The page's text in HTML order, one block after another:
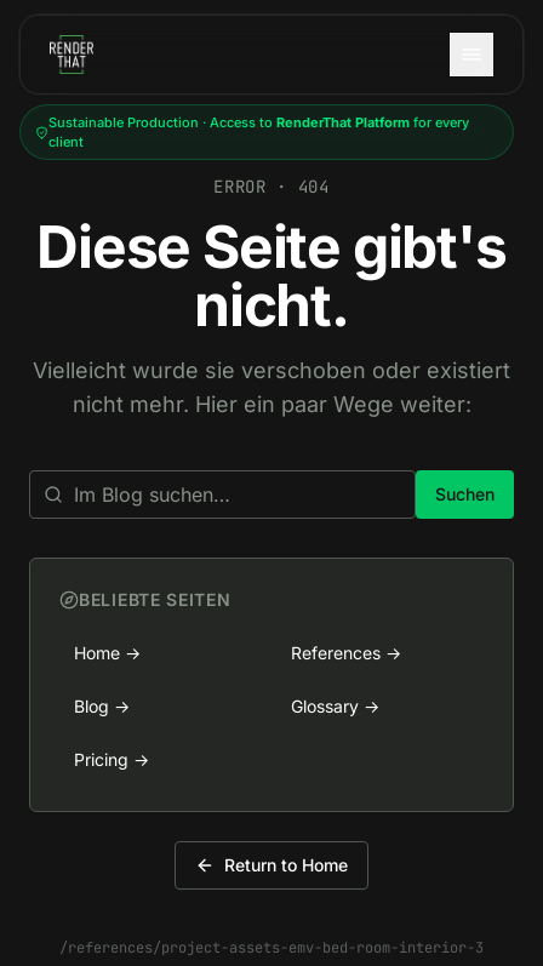
Sustainable Production · Access to RenderThat Platformfor every
client
ERROR · 404
Diese Seite gibt's
nicht.
Vielleicht wurde sie verschoben oder existiert
nicht mehr. Hier ein paar Wege weiter:
Suchen
BELIEBTE SEITEN
Home → References →
Blog → Glossary →
Pricing →
Return to Home
/references/project-assets-emv-bed-room-interior-3